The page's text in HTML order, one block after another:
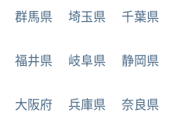
群馬県 埼玉県 千葉県
福井県 岐阜県 静岡県
大阪府 兵庫県 奈良県